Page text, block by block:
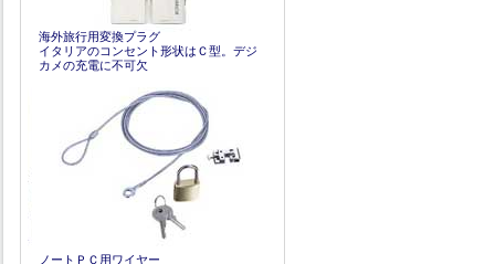
海外旅行用変換プラグ
イタリアのコンセント形状はＣ型。デジ
カメの充電に不可欠
ノートＰＣ用ワイヤー